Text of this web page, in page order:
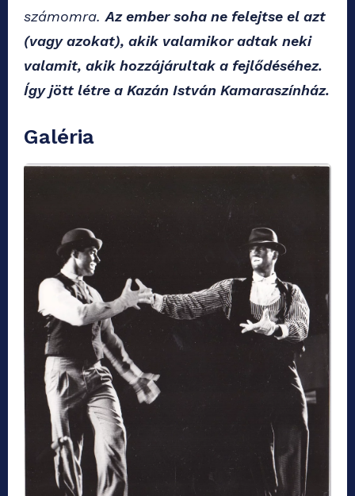
számomra. Az ember soha ne felejtse el azt
(vagy azokat), akik valamikor adtak neki
valamit, akik hozzájárultak a fejlődéséhez.
Így jött létre a Kazán István Kamaraszínház.
Galéria